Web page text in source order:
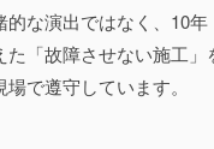
的な演出ではなく、10年
た「故障させない施工」
場で遵守しています。